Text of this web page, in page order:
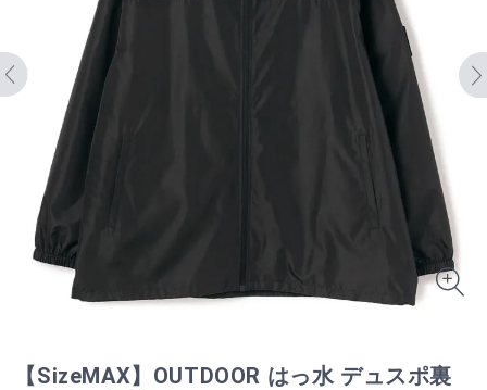
【SizeMAX】OUTDOOR はっ水 デュスポ裏